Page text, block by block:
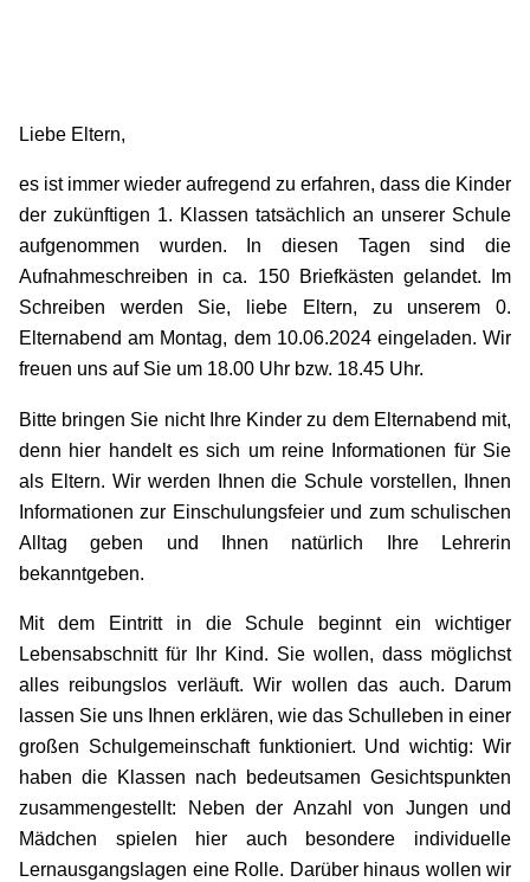
Liebe Eltern,
es ist immer wieder aufregend zu erfahren, dass die Kinder
der zukünftigen 1. Klassen tatsächlich an unserer Schule
aufgenommen wurden. In diesen Tagen sind die
Aufnahmeschreiben in ca. 150 Briefkästen gelandet. Im
Schreiben werden Sie, liebe Eltern, zu unserem 0.
Elternabend am Montag, dem 10.06.2024 eingeladen. Wir
freuen uns auf Sie um 18.00 Uhr bzw. 18.45 Uhr.
Bitte bringen Sie nicht Ihre Kinder zu dem Elternabend mit,
denn hier handelt es sich um reine Informationen für Sie
als Eltern. Wir werden Ihnen die Schule vorstellen, Ihnen
Informationen zur Einschulungsfeier und zum schulischen
Alltag geben und Ihnen natürlich Ihre Lehrerin
bekanntgeben.
Mit dem Eintritt in die Schule beginnt ein wichtiger
Lebensabschnitt für Ihr Kind. Sie wollen, dass möglichst
alles reibungslos verläuft. Wir wollen das auch. Darum
lassen Sie uns Ihnen erklären, wie das Schulleben in einer
großen Schulgemeinschaft funktioniert. Und wichtig: Wir
haben die Klassen nach bedeutsamen Gesichtspunkten
zusammengestellt: Neben der Anzahl von Jungen und
Mädchen spielen hier auch besondere individuelle
Lernausgangslagen eine Rolle. Darüber hinaus wollen wir